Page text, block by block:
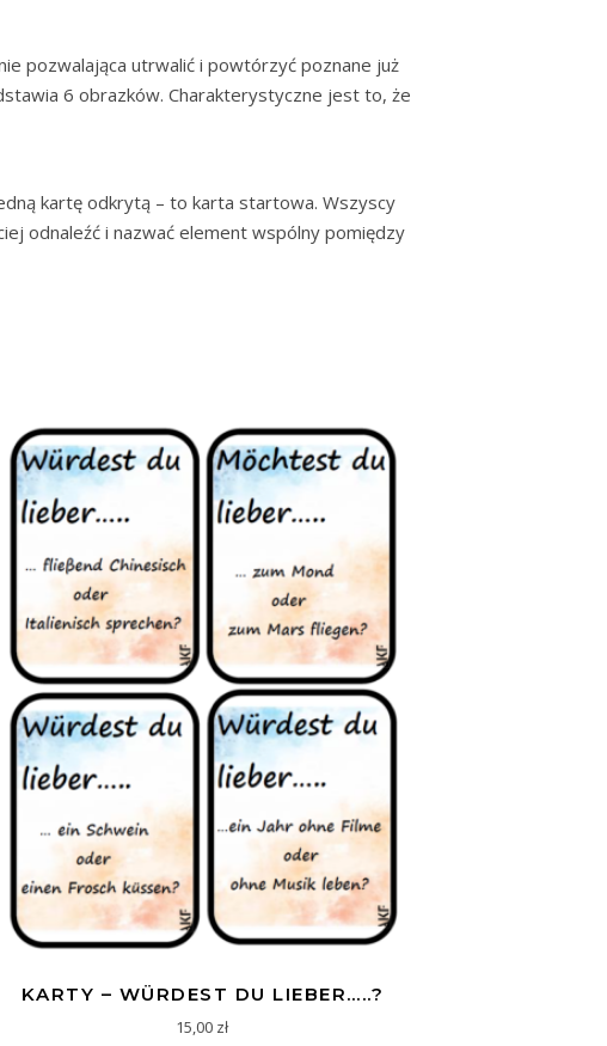
pozwalająca utrwalić i powtórzyć poznane już
6 obrazków. Charakterystyczne jest to, że
kartę odkrytą – to karta startowa. Wszyscy
odnaleźć i nazwać element wspólny pomiędzy
KARTY – WÜRDEST DU LIEBER…..?
15,00 zł